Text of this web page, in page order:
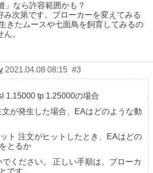
」なら許容範囲かも？
み次第です。ブローカーを変えてみる
きたムースや七面鳥を飼育してみるの
。
2021.04.08 08:15 #3
1.15000 tp 1.25000の場合
が発生した場合、EAはどのような動
ト 注文がヒットしたとき、EAはどの
とるか
ください。 正しい手順は、ブローカ